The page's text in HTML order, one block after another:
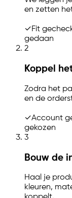
en zetten
✓Fit
gedaan
2
Koppel
Zodra het
en de
✓Account
gekozen
3
Bouw de
Haal je
kleuren,